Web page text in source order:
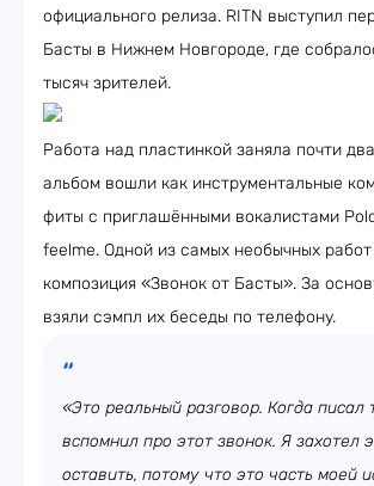
официального релиза. RITN выступил
Басты в Нижнем Новгороде, где
тысяч зрителей.
Работа над пластинкой заняла почти
альбом вошли как инструментальные
фиты с приглашёнными вокалистами
feelme. Одной из самых необычных работ
композиция «Звонок от Басты». За
взяли сэмпл их беседы по телефону.
«Это реальный разговор. Когда писал
вспомнил про этот звонок. Я захотел
оставить, потому что это часть моей